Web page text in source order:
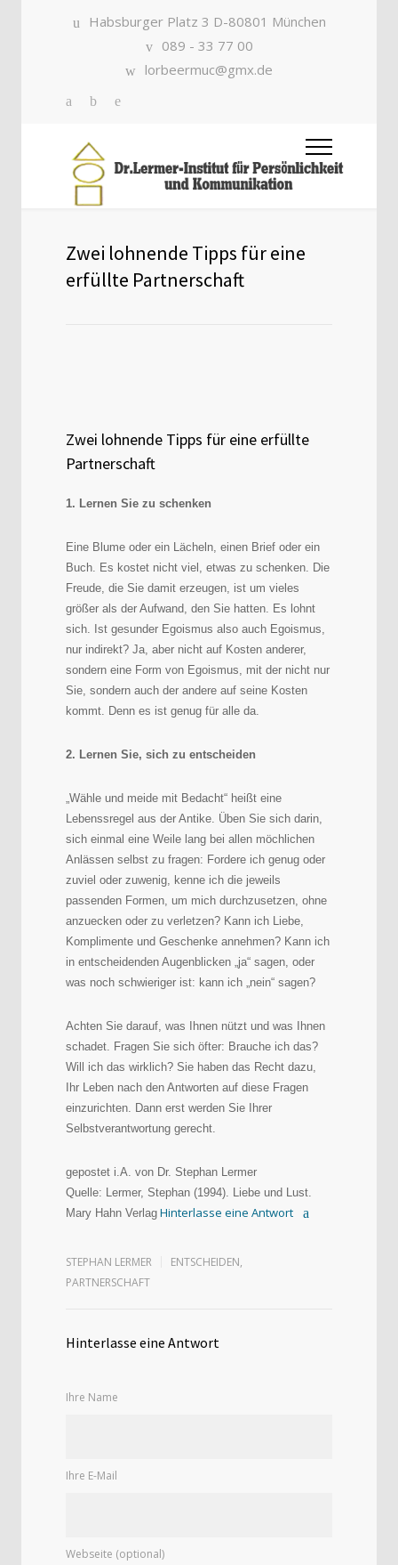
Habsburger Platz 3 D-80801 München
089 - 33 77 00
lorbeermuc@gmx.de
Zwei lohnende Tipps für eine
erfüllte Partnerschaft
Zwei lohnende Tipps für eine erfüllte
Partnerschaft
1. Lernen Sie zu schenken
Eine Blume oder ein Lächeln, einen Brief oder ein
Buch. Es kostet nicht viel, etwas zu schenken. Die
Freude, die Sie damit erzeugen, ist um vieles
größer als der Aufwand, den Sie hatten. Es lohnt
sich. Ist gesunder Egoismus also auch Egoismus,
nur indirekt? Ja, aber nicht auf Kosten anderer,
sondern eine Form von Egoismus, mit der nicht nur
Sie, sondern auch der andere auf seine Kosten
kommt. Denn es ist genug für alle da.
2. Lernen Sie, sich zu entscheiden
„Wähle und meide mit Bedacht“ heißt eine
Lebenssregel aus der Antike. Üben Sie sich darin,
sich einmal eine Weile lang bei allen möchlichen
Anlässen selbst zu fragen: Fordere ich genug oder
zuviel oder zuwenig, kenne ich die jeweils
passenden Formen, um mich durchzusetzen, ohne
anzuecken oder zu verletzen? Kann ich Liebe,
Komplimente und Geschenke annehmen? Kann ich
in entscheidenden Augenblicken „ja“ sagen, oder
was noch schwieriger ist: kann ich „nein“ sagen?
Achten Sie darauf, was Ihnen nützt und was Ihnen
schadet. Fragen Sie sich öfter: Brauche ich das?
Will ich das wirklich? Sie haben das Recht dazu,
Ihr Leben nach den Antworten auf diese Fragen
einzurichten. Dann erst werden Sie Ihrer
Selbstverantwortung gerecht.
gepostet i.A. von Dr. Stephan Lermer
Quelle: Lermer, Stephan (1994). Liebe und Lust.
Mary Hahn Verlag Hinterlasse eine Antwort
STEPHAN LERMER ENTSCHEIDEN,
PARTNERSCHAFT
Hinterlasse eine Antwort
Ihre Name
Ihre E-Mail
Webseite (optional)